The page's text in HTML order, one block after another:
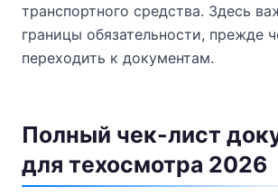
транспортного средства. Здесь
границы обязательности, прежде
переходить к документам.
Полный чек-лист
для техосмотра 2026